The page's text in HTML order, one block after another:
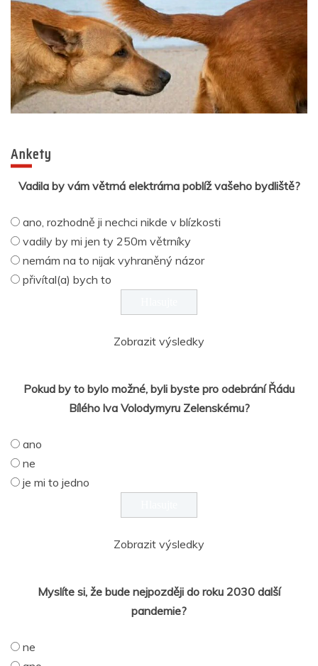
Ankety
Vadila by vám větrná elektrárna poblíž vašeho bydliště?
ano, rozhodně ji nechci nikde v blízkosti
vadily by mi jen ty 250m větrníky
nemám na to nijak vyhraněný názor
přivítal(a) bych to
Zobrazit výsledky
Pokud by to bylo možné, byli byste pro odebrání Řádu
Bílého lva Volodymyru Zelenskému?
ano
ne
je mi to jedno
Zobrazit výsledky
Myslíte si, že bude nejpozději do roku 2030 další
pandemie?
ne